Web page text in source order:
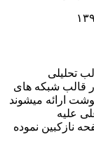
تحلیلی
قالب شبکه های
ارائه میشوند
علیه
نازکبین نموده